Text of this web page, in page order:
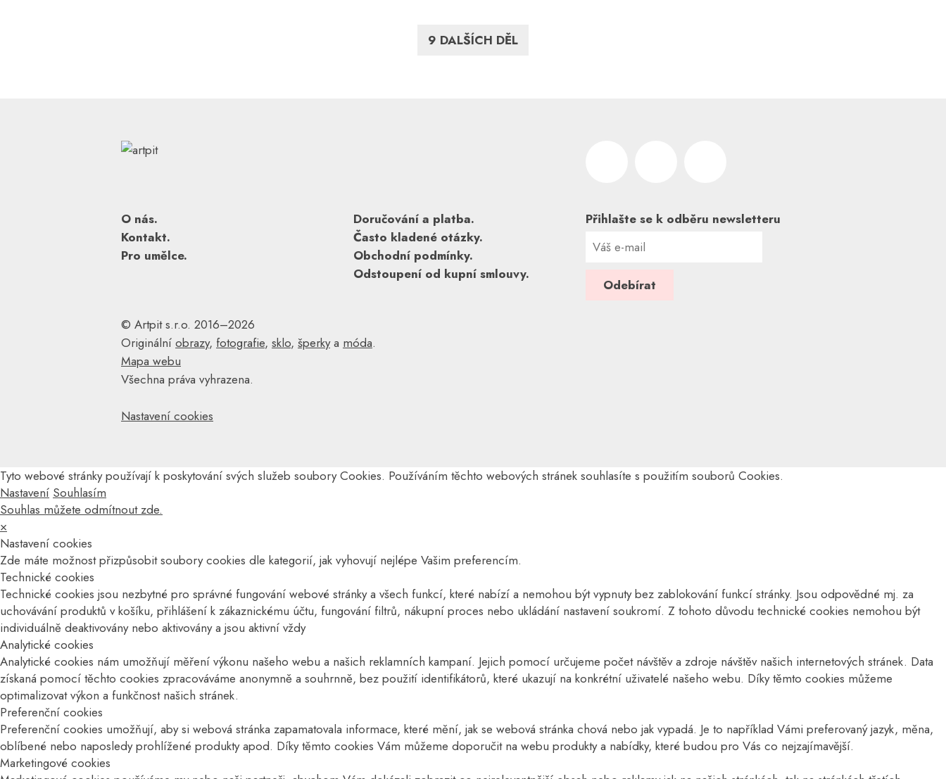
9 DALŠÍCH DĚL
O nás.
Kontakt.
Pro umělce.
Doručování a platba.
Často kladené otázky.
Obchodní podmínky.
Odstoupení od kupní smlouvy.
Přihlašte se k odběru newsletteru
© Artpit s.r.o. 2016–2026
Originální obrazy, fotografie, sklo, šperkya móda.
Mapa webu
Všechna práva vyhrazena.
Nastavení cookies
Tyto webové stránky používají k poskytování svých služeb soubory Cookies. Používáním těchto webových stránek souhlasíte s použitím souborů Cookies.
Nastavení Souhlasím
Souhlas můžete odmítnout zde.
×
Nastavení cookies
Zde máte možnost přizpůsobit soubory cookies dle kategorií, jak vyhovují nejlépe Vašim preferencím.
Technické cookies
Technické cookies jsou nezbytné pro správné fungování webové stránky a všech funkcí, které nabízí a nemohou být vypnuty bez zablokování funkcí stránky. Jsou odpovědné mj. za
uchovávání produktů v košíku, přihlášení k zákaznickému účtu, fungování filtrů, nákupní proces nebo ukládání nastavení soukromí. Z tohoto důvodu technické cookies nemohou být
individuálně deaktivovány nebo aktivovány a jsou aktivní vždy
Analytické cookies
Analytické cookies nám umožňují měření výkonu našeho webu a našich reklamních kampaní. Jejich pomocí určujeme počet návštěv a zdroje návštěv našich internetových stránek. Data
získaná pomocí těchto cookies zpracováváme anonymně a souhrnně, bez použití identifikátorů, které ukazují na konkrétní uživatelé našeho webu. Díky těmto cookies můžeme
optimalizovat výkon a funkčnost našich stránek.
Preferenční cookies
Preferenční cookies umožňují, aby si webová stránka zapamatovala informace, které mění, jak se webová stránka chová nebo jak vypadá. Je to například Vámi preferovaný jazyk, měna,
oblíbené nebo naposledy prohlížené produkty apod. Díky těmto cookies Vám můžeme doporučit na webu produkty a nabídky, které budou pro Vás co nejzajímavější.
Marketingové cookies